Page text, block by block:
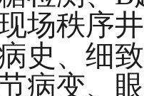
场秩序
史、细
病变、